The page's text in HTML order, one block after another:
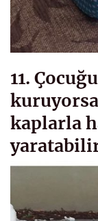
11.
kaplarla